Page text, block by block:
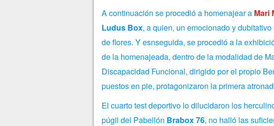
A continuación se procedió a homenajear a Mari
Ludus Box, a quien, un emocionado y
de flores. Y esnseguida, se procedió a la
de la homenajeada, dentro de la modalidad de
Discapacidad Funcional, dirigido por el propio
puestos en pie, protagonizaron la primera
El cuarto test deportivo lo dilucidaron los
púgil del Pabellón Brabox 76, no halló las